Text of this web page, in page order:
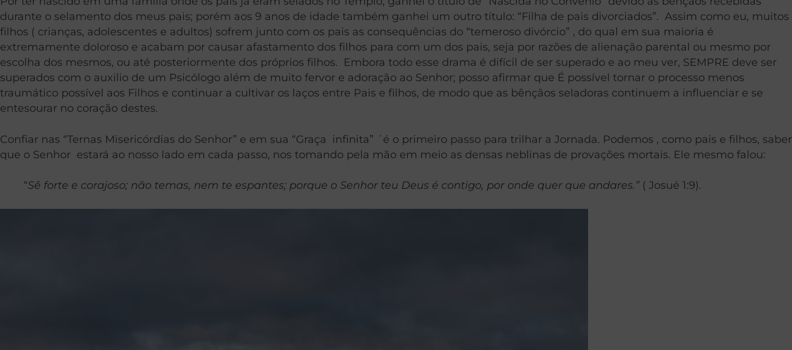
durante o selamento dos meus pais; porém aos 9 anos de idade também ganhei um outro título: “Filha de pais divorciados”. Assim como eu, muitos
filhos ( crianças, adolescentes e adultos) sofrem junto com os pais as consequências do “temeroso divórcio” , do qual em sua maioria é
extremamente doloroso e acabam por causar afastamento dos filhos para com um dos pais, seja por razões de alienação parental ou mesmo por
escolha dos mesmos, ou até posteriormente dos próprios filhos. Embora todo esse drama é difícil de ser superado e ao meu ver, SEMPRE deve ser
superados com o auxilio de um Psicólogo além de muito fervor e adoração ao Senhor; posso afirmar que É possível tornar o processo menos
traumático possível aos Filhos e continuar a cultivar os laços entre Pais e filhos, de modo que as bênçãos seladoras continuem a influenciar e se
entesourar no coração destes.
Confiar nas “Ternas Misericórdias do Senhor” e em sua “Graça infinita” ´é o primeiro passo para trilhar a Jornada. Podemos , como pais e filhos, saber
que o Senhor estará ao nosso lado em cada passo, nos tomando pela mão em meio as densas neblinas de provações mortais. Ele mesmo falou:
“Sê forte e corajoso; não temas, nem te espantes; porque o Senhor teu Deus é contigo, por onde quer que andares.”( Josué 1:9).